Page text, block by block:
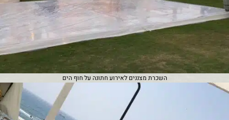
השכרת מצננים לאירוע חתונה על חוף הים